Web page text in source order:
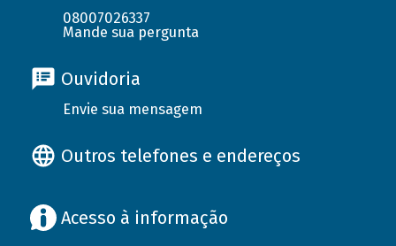
08007026337
Mande sua pergunta
Ouvidoria
Envie sua mensagem
Outros telefones e endereços
Acesso à informação